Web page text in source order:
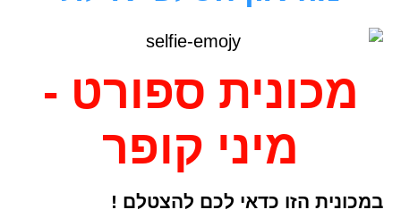
מכונית ספורט -
מיני קופר
במכונית הזו כדאי לכם להצטלם !